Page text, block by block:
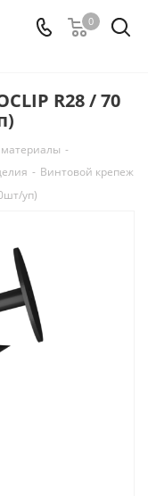
0
R28 / 70
-
- Винтовой крепеж
уп)